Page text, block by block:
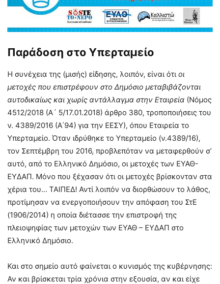
Παράδοση στο Υπερταμείο
Η συνέχεια της (μισής) είδησης, λοιπόν, είναι ότι οι
μετοχές που επιστρέφουν στο Δημόσιο μεταβιβάζονται
αυτοδικαίως και χωρίς αντάλλαγμα στην Εταιρεία (Νόμος
4512/2018 (Α´ 5/17.01.2018) άρθρο 380, τροποποιήσεις του
ν. 4389/2016 (Α΄94) για την ΕΕΣΥ), όπου Εταιρεία το
Υπερταμείο. Όταν ιδρύθηκε το Υπερταμείο (ν.4389/16),
τον Σεπτέμβρη του 2016, προβλεπόταν να μεταφερθούν σ’
αυτό, από το Ελληνικό Δημόσιο, οι μετοχές των ΕΥΑΘ-
ΕΥΔΑΠ. Μόνο που ξέχασαν ότι οι μετοχές βρίσκονταν στα
χέρια του… ΤΑΙΠΕΔ! Αντί λοιπόν να διορθώσουν το λάθος,
προτίμησαν να ενεργοποιήσουν την απόφαση του ΣτΕ
(1906/2014) η οποία διέτασσε την επιστροφή της
πλειοψηφίας των μετοχών των ΕΥΑΘ – ΕΥΔΑΠ στο
Ελληνικό Δημόσιο.
Και στο σημείο αυτό φαίνεται ο κυνισμός της κυβέρνησης:
Αν και βρίσκεται τρία χρόνια στην εξουσία, αν και είχε